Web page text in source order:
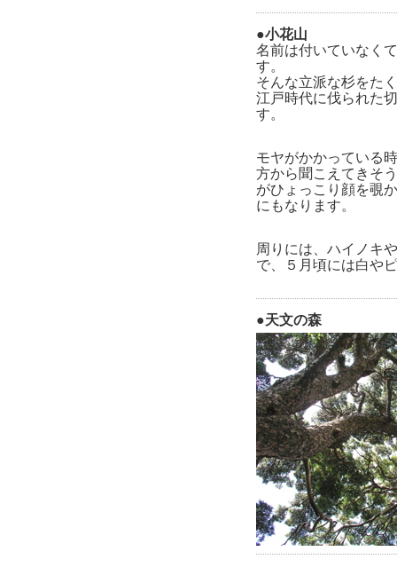
●小花山
名前は付いていなく
す。
そんな立派な杉をた
江戸時代に伐られた
す。
モヤがかかっている
方から聞こえてきそ
がひょっこり顔を覗
にもなります。
周りには、ハイノキ
で、５月頃には白や
●天文の森